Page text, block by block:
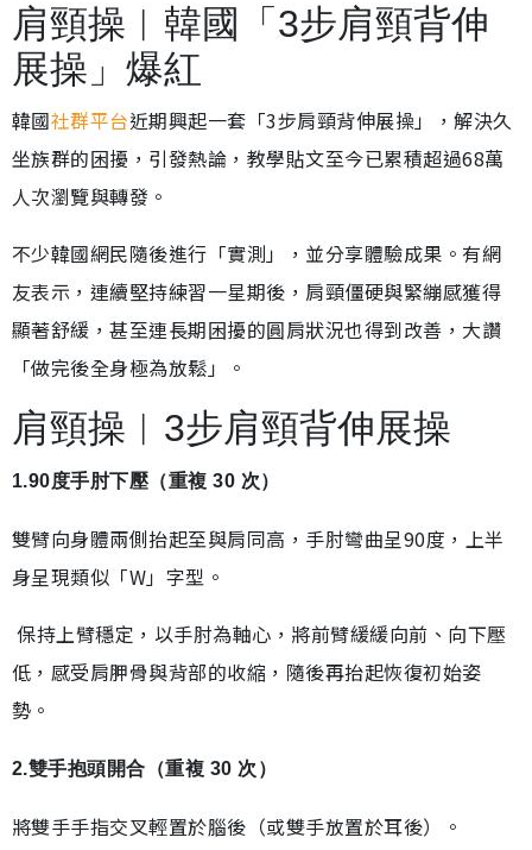
肩頸操︱韓國「3步肩頸背伸
展操」爆紅
韓國社群平台近期興起一套「3步肩頸背伸展操」，解決久
坐族群的困擾，引發熱論，教學貼文至今已累積超過68萬
人次瀏覽與轉發。
不少韓國網民隨後進行「實測」，並分享體驗成果。有網
友表示，連續堅持練習一星期後，肩頸僵硬與緊繃感獲得
顯著舒緩，甚至連長期困擾的圓肩狀況也得到改善，大讚
「做完後全身極為放鬆」。
肩頸操︱3步肩頸背伸展操
1.90度手肘下壓（重複 30 次）
雙臂向身體兩側抬起至與肩同高，手肘彎曲呈90度，上半
身呈現類似「W」字型。
保持上臂穩定，以手肘為軸心，將前臂緩緩向前、向下壓
低，感受肩胛骨與背部的收縮，隨後再抬起恢復初始姿
勢。
2.雙手抱頭開合（重複 30 次）
將雙手手指交叉輕置於腦後（或雙手放置於耳後）。